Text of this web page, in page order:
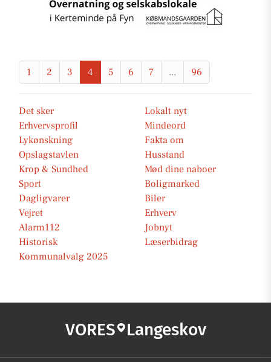
1 2 3 4 5 6 7 ... 96
Det sker
Lokalt nyt
Erhvervsprofil
Mindeord
Lykønskning
Fakta om
Opslagstavlen
Husstand
Krop & Sundhed
Mød dine naboer
Sport
Boligmarked
Dagligvarer
Biler
Vejret
Erhverv
Alarm112
Jobnyt
Historisk
Læserbidrag
Kommunalvalg 2025
VORES Langeskov